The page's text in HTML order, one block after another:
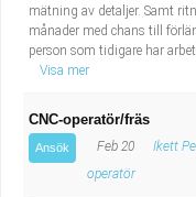
Kock, storhushåll
Bibliotekarie
Administrativ
mätning av detaljer. Samt
månader med chans till
person som tidigare har
Visa mer
CNC-operatör/fräs
Ansök Feb 20 Ikett
operatör